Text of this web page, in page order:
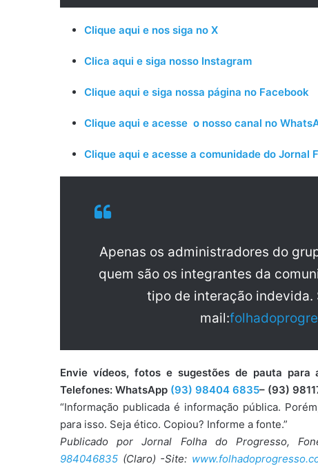
Clique aqui e nos siga no X
Clica aqui e siga nosso Instagram
Clique aqui e siga nossa página no Facebook
Clique aqui e acesse o nosso canal no
Clique aqui e acesse a comunidade do Jornal
Apenas os administradores do
quem são os integrantes da
tipo de interação indevida.
mail:
Envie vídeos, fotos e sugestões de pauta para
Telefones: WhatsApp (93) 98404 6835– (93)
“Informação publicada é informação pública.
para isso. Seja ético. Copiou? Informe a fonte.”
Publicado por Jornal Folha do Progresso,
984046835 (Claro) -Site: